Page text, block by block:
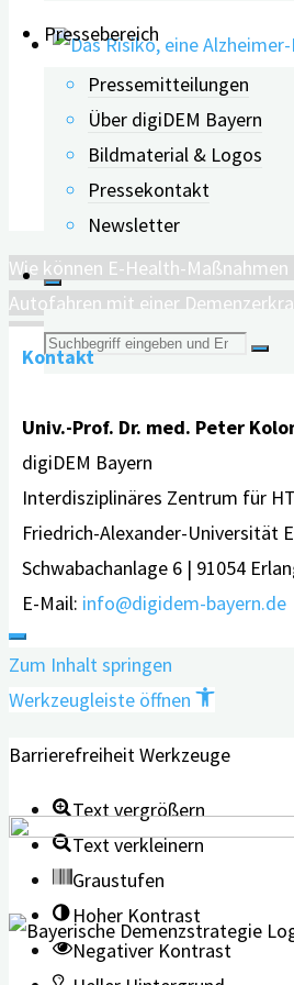
Pressebereich
Pressemitteilungen
Über digiDEM Bayern
Bildmaterial & Logos
Pressekontakt
Newsletter
Suche
Künstliche
04.11.2024
Wie können E-Health-
Autofahren mit einer
Kontakt
Univ.-Prof. Dr. med. Peter
digiDEM Bayern
Interdisziplinäres Zentrum für
Friedrich-Alexander-Universität
Schwabachanlage 6 | 91054
E-Mail: info@digidem-bayern.de
Zum Inhalt springen
Werkzeugleiste öffnen
Barrierefreiheit Werkzeuge
Text vergrößern
Text verkleinern
Graustufen
Hoher Kontrast
Negativer Kontrast